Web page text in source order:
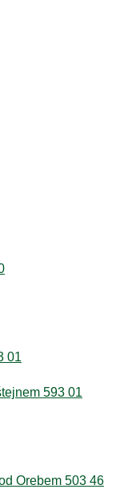
01
593 01
Orebem 503 46